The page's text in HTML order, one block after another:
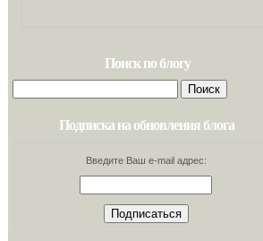
Поиск по блогу
Найти:
Подписка на обновления блога
Введите Ваш e-mail адрес: